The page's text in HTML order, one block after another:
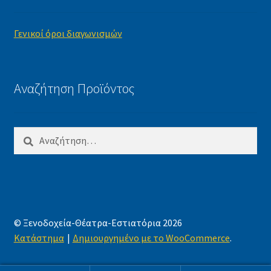
Γενικοί όροι διαγωνισμών
Αναζήτηση Προϊόντος
Αναζήτηση
© Ξενοδοχεία-Θέατρα-Εστιατόρια 2026
Κατάστημα
Δημιουργημένο με το WooCommerce.